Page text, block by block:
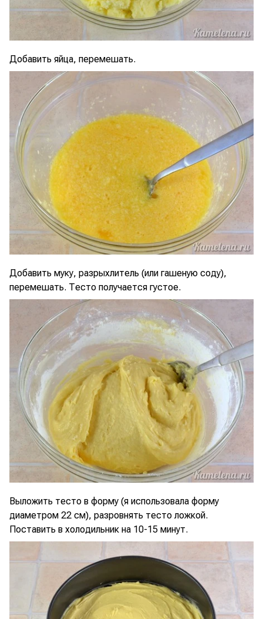
Добавить яйца, перемешать.
Добавить муку, разрыхлитель (или гашеную соду),
перемешать. Тесто получается густое.
Выложить тесто в форму (я использовала форму
диаметром 22 см), разровнять тесто ложкой.
Поставить в холодильник на 10-15 минут.